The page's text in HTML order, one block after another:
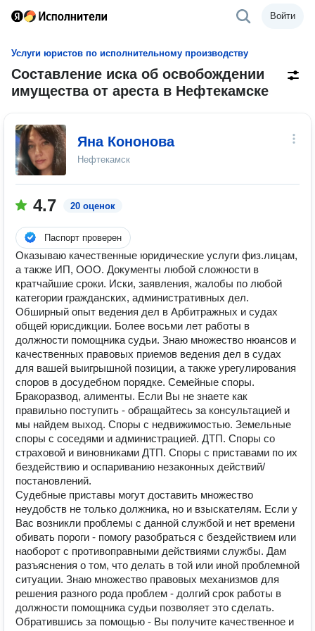
Войти
Услуги юристов по исполнительному производству
Составление иска об освобождении
имущества от ареста в Нефтекамске
Яна Кононова
Нефтекамск
4.7 20 оценок
Паспорт проверен
Оказываю качественные юридические услуги физ.лицам,
а также ИП, ООО. Документы любой сложности в
кратчайшие сроки. Иски, заявления, жалобы по любой
категории гражданских, административных дел.
Обширный опыт ведения дел в Арбитражных и судах
общей юрисдикции. Более восьми лет работы в
должности помощника судьи. Знаю множество нюансов и
качественных правовых приемов ведения дел в судах
для вашей выигрышной позиции, а также урегулирования
споров в досудебном порядке. Семейные споры.
Бракоразвод, алименты. Если Вы не знаете как
правильно поступить - обращайтесь за консультацией и
мы найдем выход. Споры с недвижимостью. Земельные
споры с соседями и администрацией. ДТП. Споры со
страховой и виновниками ДТП. Споры с приставами по их
бездействию и оспариванию незаконных действий/
постановлений.
Судебные приставы могут доставить множество
неудобств не только должника, но и взыскателям. Если у
Вас возникли проблемы с данной службой и нет времени
обивать пороги - помогу разобраться с бездействием или
наоборот с противоправными действиями службы. Дам
разъяснения о том, что делать в той или иной проблемной
ситуации. Знаю множество правовых механизмов для
решения разного рода проблем - долгий срок работы в
должности помощника судьи позволяет это сделать.
Обратившись за помощью - Вы получите качественное и